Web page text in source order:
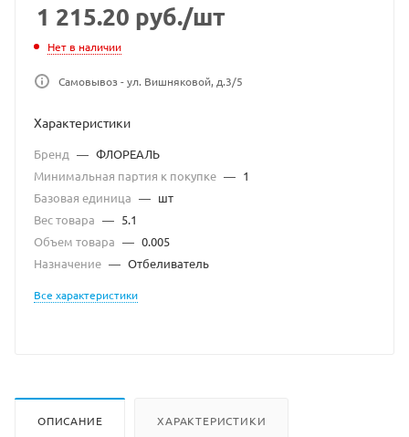
1 215.20 руб./шт
Нет в наличии
Самовывоз - ул. Вишняковой, д.3/5
Характеристики
Бренд — ФЛОРЕАЛЬ
Минимальная партия к покупке — 1
Базовая единица — шт
Вес товара — 5.1
Объем товара — 0.005
Назначение — Отбеливатель
Все характеристики
ОПИСАНИЕ ХАРАКТЕРИСТИКИ